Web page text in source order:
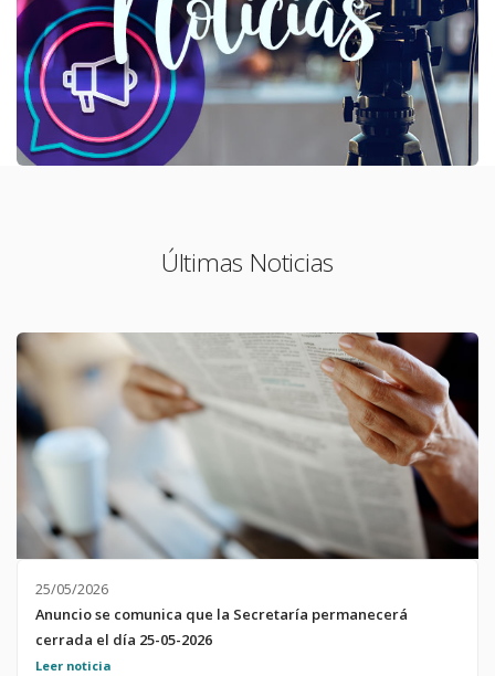
Últimas Noticias
25/05/2026
Anuncio se comunica que la Secretaría permanecerá
cerrada el día 25-05-2026
Leer noticia